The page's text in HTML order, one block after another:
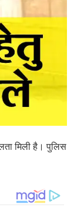
मिली है। पुलिस